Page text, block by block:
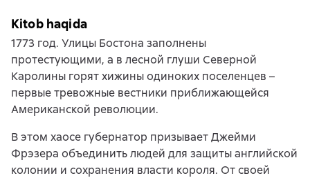
Kitob haqida
1773 год. Улицы Бостона заполнены
протестующими, а в лесной глуши Северной
Каролины горят хижины одиноких поселенцев –
первые тревожные вестники приближающейся
Американской революции.
В этом хаосе губернатор призывает Джейми
Фрэзера объединить людей для защиты английской
колонии и сохранения власти короля. От своей